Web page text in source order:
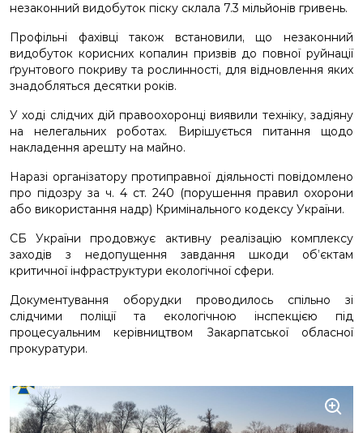
незаконний видобуток піску склала 7.3 мільйонів гривень.
Профільні фахівці також встановили, що незаконний
видобуток корисних копалин призвів до повної руйнації
ґрунтового покриву та рослинності, для відновлення яких
знадобляться десятки років.
У ході слідчих дій правоохоронці виявили техніку, задіяну
на нелегальних роботах. Вирішується питання щодо
накладення арешту на майно.
Наразі організатору протиправної діяльності повідомлено
про підозру за ч. 4 ст. 240 (порушення правил охорони
або використання надр) Кримінального кодексу України.
СБ України продовжує активну реалізацію комплексу
заходів з недопущення завдання шкоди об’єктам
критичної інфраструктури екологічної сфери.
Документування оборудки проводилось спільно зі
слідчими поліції та екологічною інспекцією під
процесуальним керівництвом Закарпатської обласної
прокуратури.